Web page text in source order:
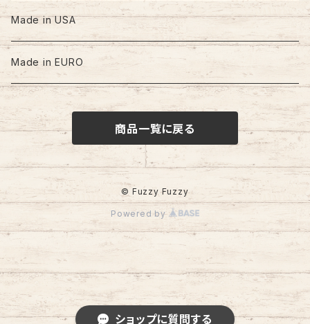
ショップに質問する
60s-70s
80s
Made in USA
Made in EURO
商品一覧に戻る
© Fuzzy Fuzzy
Powered by